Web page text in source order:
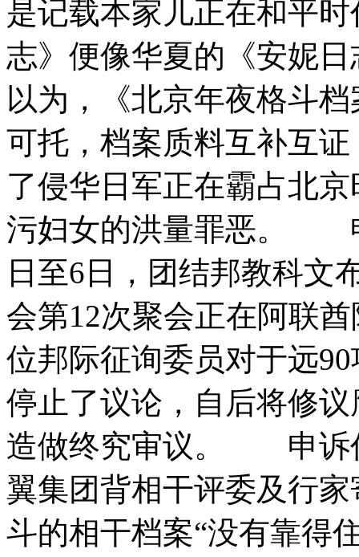
是记载本家儿正在和平
志》便像华夏的《安妮
以为，《北京年夜格斗
可托，档案质料互补互
了侵华日军正在霸占北
污妇女的洪量罪恶。
日至6日，团结邦教科文
会第12次聚会正在阿联
位邦际征询委员对于远
停止了议论，自后将修
造做终究审议。 申诉
翼集团背相干评委及行
斗的相干档案“没有靠得